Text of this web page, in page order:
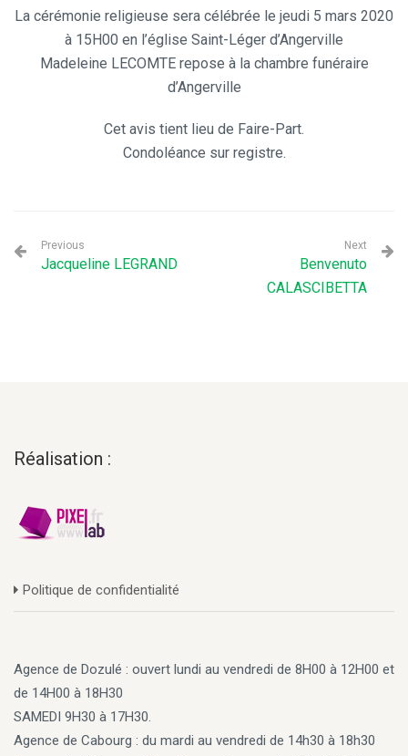
La cérémonie religieuse sera célébrée le jeudi 5 mars 2020
à 15H00 en l’église Saint-Léger d’Angerville
Madeleine LECOMTE repose à la chambre funéraire
d’Angerville
Cet avis tient lieu de Faire-Part.
Condoléance sur registre.
Previous
Jacqueline LEGRAND
Next
Benvenuto
CALASCIBETTA
Réalisation :
Politique de confidentialité
Agence de Dozulé : ouvert lundi au vendredi de 8H00 à 12H00 et
de 14H00 à 18H30
SAMEDI 9H30 à 17H30.
Agence de Cabourg : du mardi au vendredi de 14h30 à 18h30